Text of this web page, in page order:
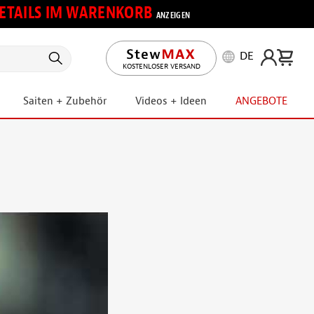
IM WARENKORB ANZEIGEN
KOSTENLOSER VERSAND
DE
Saiten + Zubehör Videos + Ideen ANGEBOTE